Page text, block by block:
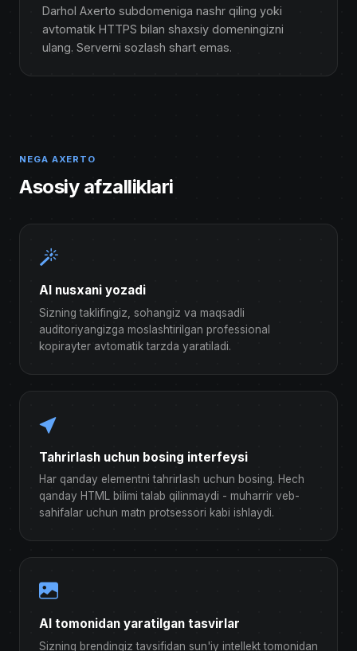
Darhol Axerto subdomeniga nashr qiling yoki
avtomatik HTTPS bilan shaxsiy domeningizni
ulang. Serverni sozlash shart emas.
NEGA AXERTO
Asosiy afzalliklari
AI nusxani yozadi
Sizning taklifingiz, sohangiz va maqsadli
auditoriyangizga moslashtirilgan professional
kopirayter avtomatik tarzda yaratiladi.
Tahrirlash uchun bosing interfeysi
Har qanday elementni tahrirlash uchun bosing. Hech
qanday HTML bilimi talab qilinmaydi - muharrir veb-
sahifalar uchun matn protsessori kabi ishlaydi.
AI tomonidan yaratilgan tasvirlar
Sizning brendingiz tavsifidan sun'iy intellekt tomonidan